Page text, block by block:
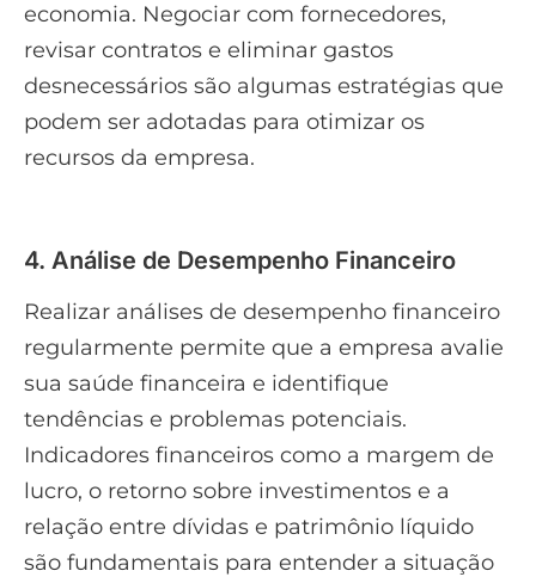
economia. Negociar com fornecedores,
revisar contratos e eliminar gastos
desnecessários são algumas estratégias que
podem ser adotadas para otimizar os
recursos da empresa.
4. Análise de Desempenho Financeiro
Realizar análises de desempenho financeiro
regularmente permite que a empresa avalie
sua saúde financeira e identifique
tendências e problemas potenciais.
Indicadores financeiros como a margem de
lucro, o retorno sobre investimentos e a
relação entre dívidas e patrimônio líquido
são fundamentais para entender a situação